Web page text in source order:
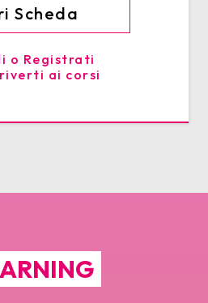
Scheda
o Registrati
ai corsi